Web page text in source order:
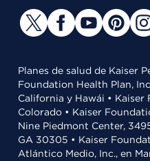
Planes de salud de Kaiser
Foundation Health Plan,
California y Hawái •
Colorado • Kaiser
Nine Piedmont Center,
GA 30305 • Kaiser
Atlántico Medio, Inc., en